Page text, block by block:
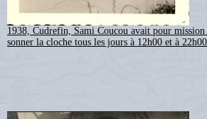
1938, Cudrefin, Sami Coucou avait pour mission
sonner la cloche tous les jours à 12h00 et à